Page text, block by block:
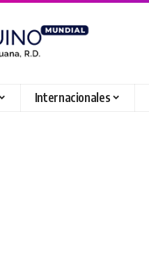
Internacionales